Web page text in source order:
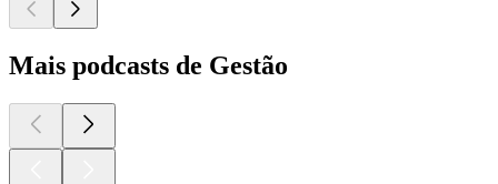
Mais podcasts de Gestão